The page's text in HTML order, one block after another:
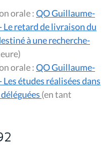
Question orale :QO Guillaume-
retard de livraison du
à une recherche-
Question orale :QO Guillaume-
études réalisées dans
(en tant